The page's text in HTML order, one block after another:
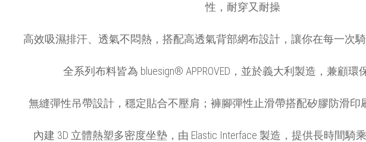
性，耐穿又耐操
高效吸濕排汗、透氣不悶熱，搭配高透氣背部網布設計，讓你在每一次
全系列布料皆為 bluesign® APPROVED，並於義大利製造，兼顧環
無縫彈性吊帶設計，穩定貼合不壓肩；褲腳彈性止滑帶搭配矽膠防滑印
內建 3D 立體熱塑多密度坐墊，由 Elastic Interface 製造，提供長時間騎